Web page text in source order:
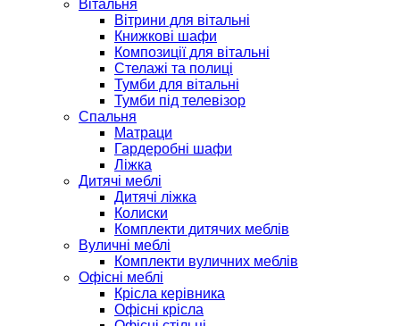
Вітальня
Вітрини для вітальні
Книжкові шафи
Композиції для вітальні
Стелажі та полиці
Тумби для вітальні
Тумби під телевізор
Спальня
Матраци
Гардеробні шафи
Ліжка
Дитячі меблі
Дитячі ліжка
Колиски
Комплекти дитячих меблів
Вуличні меблі
Комплекти вуличних меблів
Офісні меблі
Крісла керівника
Офісні крісла